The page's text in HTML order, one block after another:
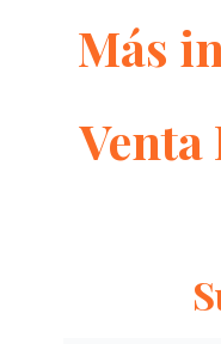
Más
Venta